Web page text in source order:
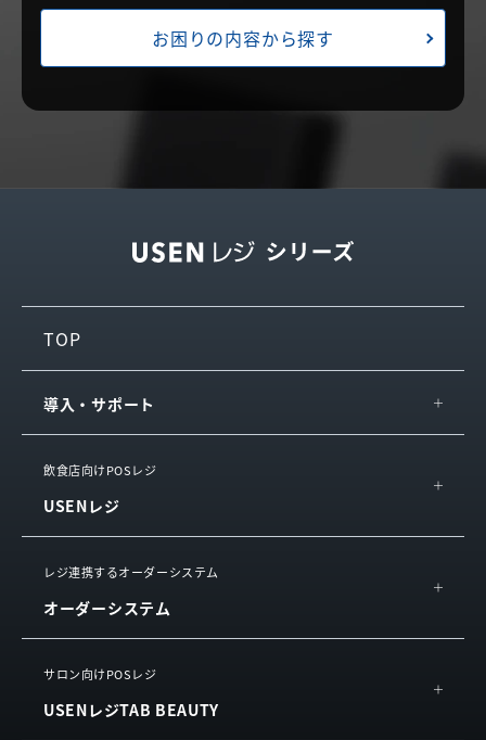
お困りの内容から探す
TOP
導入・サポート
IT導入補助金
導入の流れ・サポート
飲食店向けPOSレジ
USENレジ
概要
機能
レジ連携するオーダーシステム
オーダーシステム
USEN ハンディ
USEN Mobile Order
サロン向けPOSレジ
USENレジTAB BEAUTY